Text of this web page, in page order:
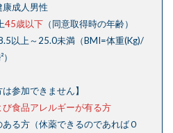
康成人男性
45歳以下 （同意取得時の年齢）
以上～25.0未満（BMI=体重(Kg)/
は参加できません】
び食品アレルギーが有る方
ある方（休薬できるのであればＯ